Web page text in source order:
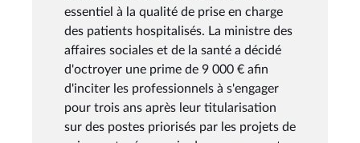
essentiel à la qualité de prise en charge
des patients hospitalisés. La ministre des
affaires sociales et de la santé a décidé
d'octroyer une prime de 9 000 € afin
d'inciter les professionnels à s'engager
pour trois ans après leur titularisation
sur des postes priorisés par les projets de